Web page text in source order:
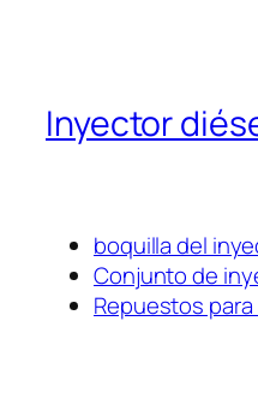
Inyector
boquilla del
Conjunto de
Repuestos